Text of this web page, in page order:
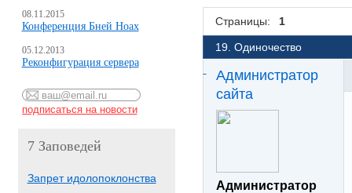
08.11.2015
Конференция Бней Ноах
05.12.2013
Реконфигурация сервера
7 Заповедей
Запрет идолопоклонства
Страницы: 1
19. Одиночество
Администратор
сайта
Администратор